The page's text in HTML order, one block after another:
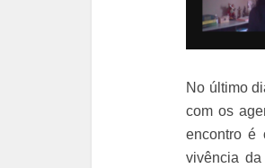
No último
com os
encontro é
vivência da